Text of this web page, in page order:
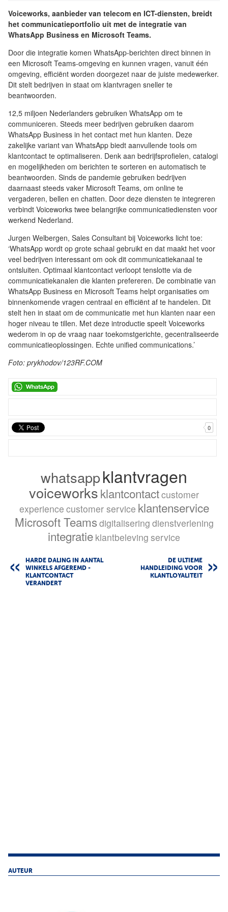
Voiceworks, aanbieder van telecom en ICT-diensten, breidt
het communicatieportfolio uit met de integratie van
WhatsApp Business en Microsoft Teams.
Door die integratie komen WhatsApp-berichten direct binnen in
een Microsoft Teams-omgeving en kunnen vragen, vanuit één
omgeving, efficiënt worden doorgezet naar de juiste medewerker.
Dit stelt bedrijven in staat om klantvragen sneller te
beantwoorden.
12,5 miljoen Nederlanders gebruiken WhatsApp om te
communiceren. Steeds meer bedrijven gebruiken daarom
WhatsApp Business in het contact met hun klanten. Deze
zakelijke variant van WhatsApp biedt aanvullende tools om
klantcontact te optimaliseren. Denk aan bedrijfsprofielen, catalogi
en mogelijkheden om berichten te sorteren en automatisch te
beantwoorden. Sinds de pandemie gebruiken bedrijven
daarnaast steeds vaker Microsoft Teams, om online te
vergaderen, bellen en chatten. Door deze diensten te integreren
verbindt Voiceworks twee belangrijke communicatiediensten voor
werkend Nederland.
Jurgen Welbergen, Sales Consultant bij Voiceworks licht toe:
‘WhatsApp wordt op grote schaal gebruikt en dat maakt het voor
veel bedrijven interessant om ook dit communicatiekanaal te
ontsluiten. Optimaal klantcontact verloopt tenslotte via de
communicatiekanalen die klanten prefereren. De combinatie van
WhatsApp Business en Microsoft Teams helpt organisaties om
binnenkomende vragen centraal en efficiënt af te handelen. Dit
stelt hen in staat om de communicatie met hun klanten naar een
hoger niveau te tillen. Met deze introductie speelt Voiceworks
wederom in op de vraag naar toekomstgerichte, gecentraliseerde
communicatieoplossingen. Echte unified communications.’
Foto: prykhodov/123RF.COM
0
whatsappklantvragen
voiceworksklantcontactcustomer
experience customer service klantenservice
Microsoft Teamsdigitalisering dienstverlening
integratie klantbeleving service
HARDE DALING IN AANTAL
WINKELS AFGEREMD -
KLANTCONTACT
VERANDERT
DE ULTIEME
HANDLEIDING VOOR
KLANTLOYALITEIT
AUTEUR